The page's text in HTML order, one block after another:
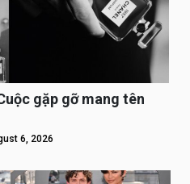
gặp gỡ mang tên
6, 2026